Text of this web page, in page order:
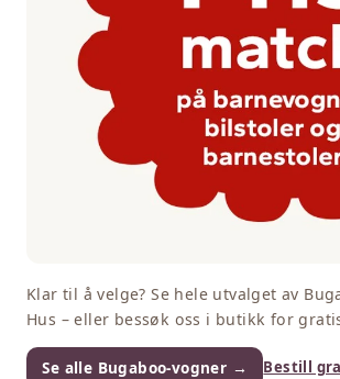
Klar til å velge? Se hele utvalget av
Hus – eller bessøk oss i butikk for
Se alle Bugaboo-vogner → Bestill